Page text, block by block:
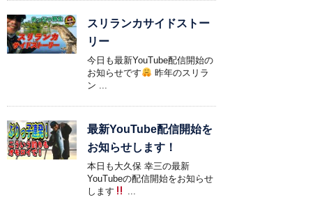
スリランカサイドストー
リー
今日も最新YouTube配信開始の
お知らせです
昨年のスリラ
ン ...
最新YouTube配信開始を
お知らせします！
本日も大久保 幸三の最新
YouTubeの配信開始をお知らせ
します
...